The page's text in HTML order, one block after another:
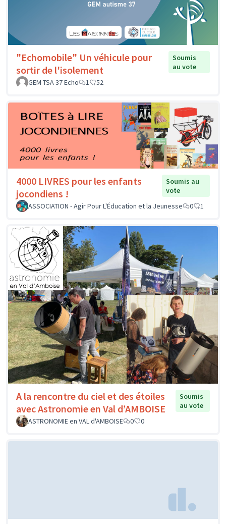
"Echomobile" Un véhicule pour
sortir de l'isolement
Soumis
au vote
GEM TSA 37 Echo
1 52
4000 LIVRES pour les enfants
jocondiens !
Soumis au
vote
ASSOCIATION - Agir Pour L'Éducation et la Jeunesse
0 1
A la rencontre du ciel et des étoiles
avec Astronomie en Val d’AMBOISE
Soumis
au vote
ASTRONOMIE en VAL d'AMBOISE
0 0